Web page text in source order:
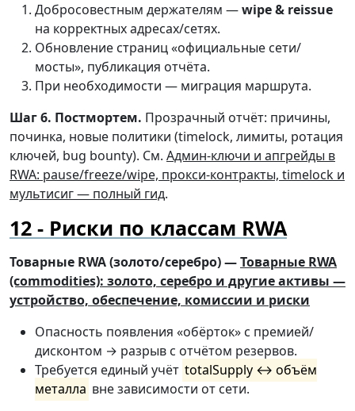
Добросовестным держателям —wipe & reissue
на корректных адресах/сетях.
Обновление страниц «официальные сети/
мосты», публикация отчёта.
При необходимости — миграция маршрута.
Шаг 6. Постмортем. Прозрачный отчёт: причины,
починка, новые политики (timelock, лимиты, ротация
ключей, bug bounty). См. Админ-ключи и апгрейды в
RWA: pause/freeze/wipe, прокси-контракты, timelock и
мультисиг — полный гид.
Риски по классам RWA
Товарные RWA (золото/серебро) —Товарные RWA
(commodities): золото, серебро и другие активы —
устройство, обеспечение, комиссии и риски
Опасность появления «обёрток» с премией/
дисконтом → разрыв с отчётом резервов.
Требуется единый учёт totalSupply ↔ объём
металла вне зависимости от сети.